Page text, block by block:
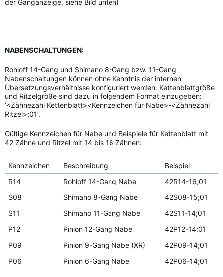
der Ganganzeige, siehe Bild unten)
NABENSCHALTUNGEN:
Rohloff 14-Gang und Shimano 8-Gang bzw. 11-Gang
Nabenschaltungen können ohne Kenntnis der internen
Übersetzungsverhältnisse konfiguriert werden. Kettenblattgröße
und Ritzelgröße sind dazu in folgendem Format einzugeben:
’<Zähnezahl Kettenblatt><Kennzeichen für Nabe>-<Zähnezahl
Ritzel>;01’.
Gültige Kennzeichen für Nabe und Beispiele für Kettenblatt mit
42 Zähne und Ritzel mit 14 bis 16 Zähnen:
Kennzeichen Beschreibung
Beispiel
R14
Rohloff 14-Gang Nabe
42R14-16;01
S08
Shimano 8-Gang Nabe
42S08-15;01
S11
Shimano 11-Gang Nabe
42S11-14;01
P12
Pinion 12-Gang Nabe
42P12-14;01
P09
Pinion 9-Gang Nabe (XR)
42P09-14;01
P06
Pinion 6-Gang Nabe 42P06-14;01